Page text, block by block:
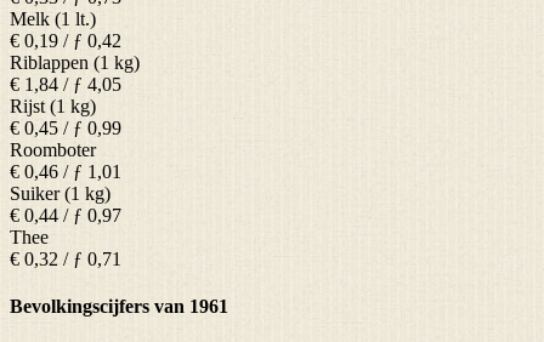
Melk (1 lt.)
€ 0,19 / ƒ 0,42
Riblappen (1 kg)
€ 1,84 / ƒ 4,05
Rijst (1 kg)
€ 0,45 / ƒ 0,99
Roomboter
€ 0,46 / ƒ 1,01
Suiker (1 kg)
€ 0,44 / ƒ 0,97
Thee
€ 0,32 / ƒ 0,71
Bevolkingscijfers van 1961